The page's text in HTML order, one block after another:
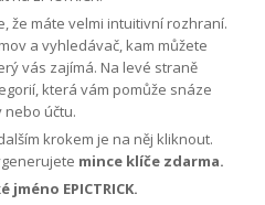
že máte velmi intuitivní rozhraní.
a vyhledávač, kam můžete
vás zajímá. Na levé straně
která vám pomůže snáze
účtu.
krokem je na něj kliknout.
mince klíče zdarma.
EPICTRICK.